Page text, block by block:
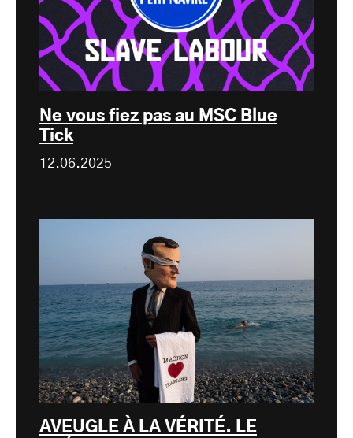
Ne vous fiez pas au MSC Blue
Tick
12.06.2025
AVEUGLE À LA VÉRITÉ. LE